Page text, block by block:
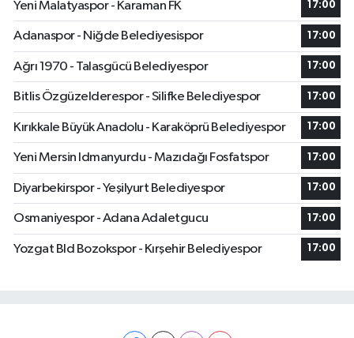
Yeni Malatyaspor - Karaman FK
17:00
Adanaspor - Niğde Belediyesispor 17:00
Ağrı 1970 - Talasgücü Belediyespor 17:00
Bitlis Özgüzelderespor - Silifke Belediyespor 17:00
Kırıkkale Büyük Anadolu - Karaköprü Belediyespor 17:00
Yeni Mersin Idmanyurdu - Mazıdağı Fosfatspor 17:00
Diyarbekirspor - Yeşilyurt Belediyespor 17:00
Osmaniyespor - Adana Adaletgucu 17:00
Yozgat Bld Bozokspor - Kırşehir Belediyespor 17:00